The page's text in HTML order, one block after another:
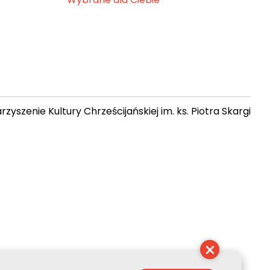
Kultury Chrześcijańskiej im. ks. Piotra Skargi
×